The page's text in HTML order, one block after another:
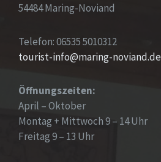
54484 Maring-Noviand
Telefon: 06535 5010312
tourist-info@maring-noviand.de
Öffnungszeiten:
April – Oktober
Montag + Mittwoch 9 – 14 Uhr
Freitag 9 – 13 Uhr